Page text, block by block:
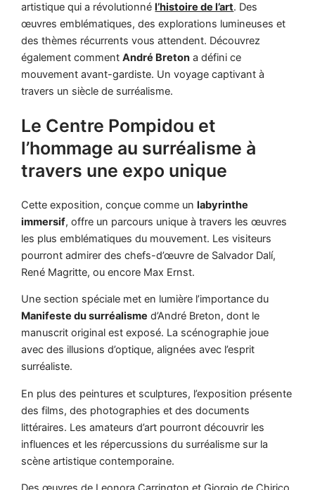
artistique qui a révolutionnél’histoire de l’art. Des
œuvres emblématiques, des explorations lumineuses et
des thèmes récurrents vous attendent. Découvrez
également commentAndré Breton a défini ce
mouvement avant-gardiste. Un voyage captivant à
travers un siècle de surréalisme.
Le Centre Pompidou et
l’hommage au surréalisme à
travers une expo unique
Cette exposition, conçue comme unlabyrinthe
immersif, offre un parcours unique à travers les œuvres
les plus emblématiques du mouvement. Les visiteurs
pourront admirer des chefs-d’œuvre de Salvador Dalí,
René Magritte, ou encore Max Ernst.
Une section spéciale met en lumière l’importance du
Manifeste du surréalisme d’André Breton, dont le
manuscrit original est exposé. La scénographie joue
avec des illusions d’optique, alignées avec l’esprit
surréaliste.
En plus des peintures et sculptures, l’exposition présente
des films, des photographies et des documents
littéraires. Les amateurs d’art pourront découvrir les
influences et les répercussions du surréalisme sur la
scène artistique contemporaine.